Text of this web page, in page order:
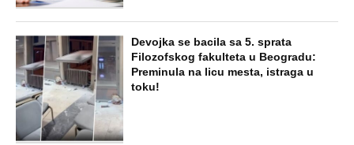
Devojka se bacila sa 5. sprata
Filozofskog fakulteta u Beogradu:
Preminula na licu mesta, istraga u
toku!